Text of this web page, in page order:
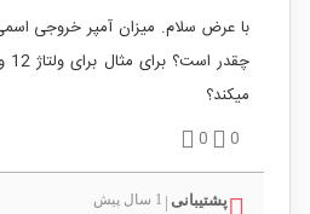
با عرض سلام. میزان آمپر خروجی
میکند؟
0
0
پشتیبانی 1 سال پیش